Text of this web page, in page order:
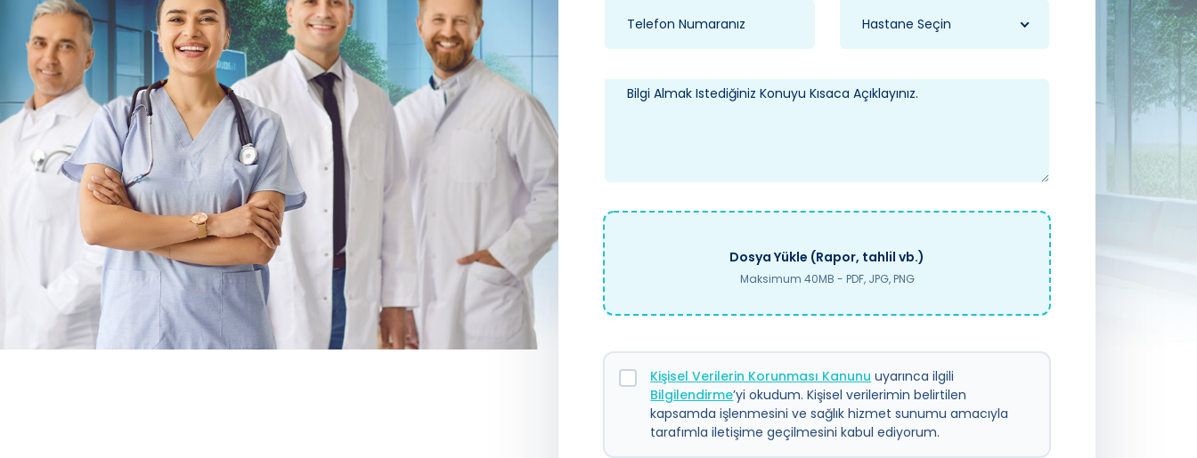
Hastane Seçin
Dosya Yükle (Rapor, tahlil vb.)
Maksimum 40MB - PDF, JPG, PNG
Kişisel Verilerin Korunması Kanunu uyarınca ilgili
Bilgilendirme’yi okudum. Kişisel verilerimin belirtilen
kapsamda işlenmesini ve sağlık hizmet sunumu amacıyla
tarafımla iletişime geçilmesini kabul ediyorum.